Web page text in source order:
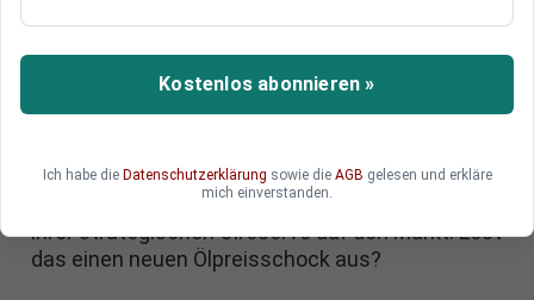
Ölreserve auf den Markt
In insgesamt vier unterirdische Salzkavernen in
der Golfküstenregion der Vereinigten Staaten
Landes. Um die steigende Inflation zu stoppen,
werfen die Vereinigten Staaten große Mengen
ihrer strategischen Ölreserve auf den Markt. Löst
das einen neuen Ölpreisschock aus?
Kostenlos abonnieren »
Ich habe die Datenschutzerklärung sowie die AGB gelesen und erkläre
mich einverstanden.